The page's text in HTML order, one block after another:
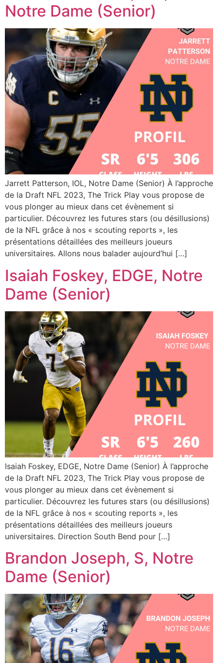
Notre Dame (Senior)
Jarrett Patterson, IOL, Notre Dame (Senior) À l’approche
de la Draft NFL 2023, The Trick Play vous propose de
vous plonger au mieux dans cet évènement si
particulier. Découvrez les futures stars (ou désillusions)
de la NFL grâce à nos « scouting reports », les
présentations détaillées des meilleurs joueurs
universitaires. Allons nous balader aujourd’hui […]
Isaiah Foskey, EDGE, Notre
Dame (Senior)
Isaiah Foskey, EDGE, Notre Dame (Senior) À l’approche
de la Draft NFL 2023, The Trick Play vous propose de
vous plonger au mieux dans cet évènement si
particulier. Découvrez les futures stars (ou désillusions)
de la NFL grâce à nos « scouting reports », les
présentations détaillées des meilleurs joueurs
universitaires. Direction South Bend pour […]
Brandon Joseph, S, Notre
Dame (Senior)